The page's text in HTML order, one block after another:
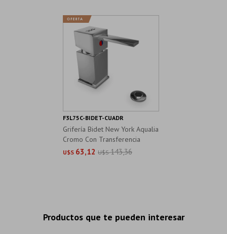
Grifería Bidet New York Aqualia
Cromo Con Transferencia
U$S 63,12 U$S 143,36
F3L75C-BIDET-CUADR
Productos que te pueden interesar